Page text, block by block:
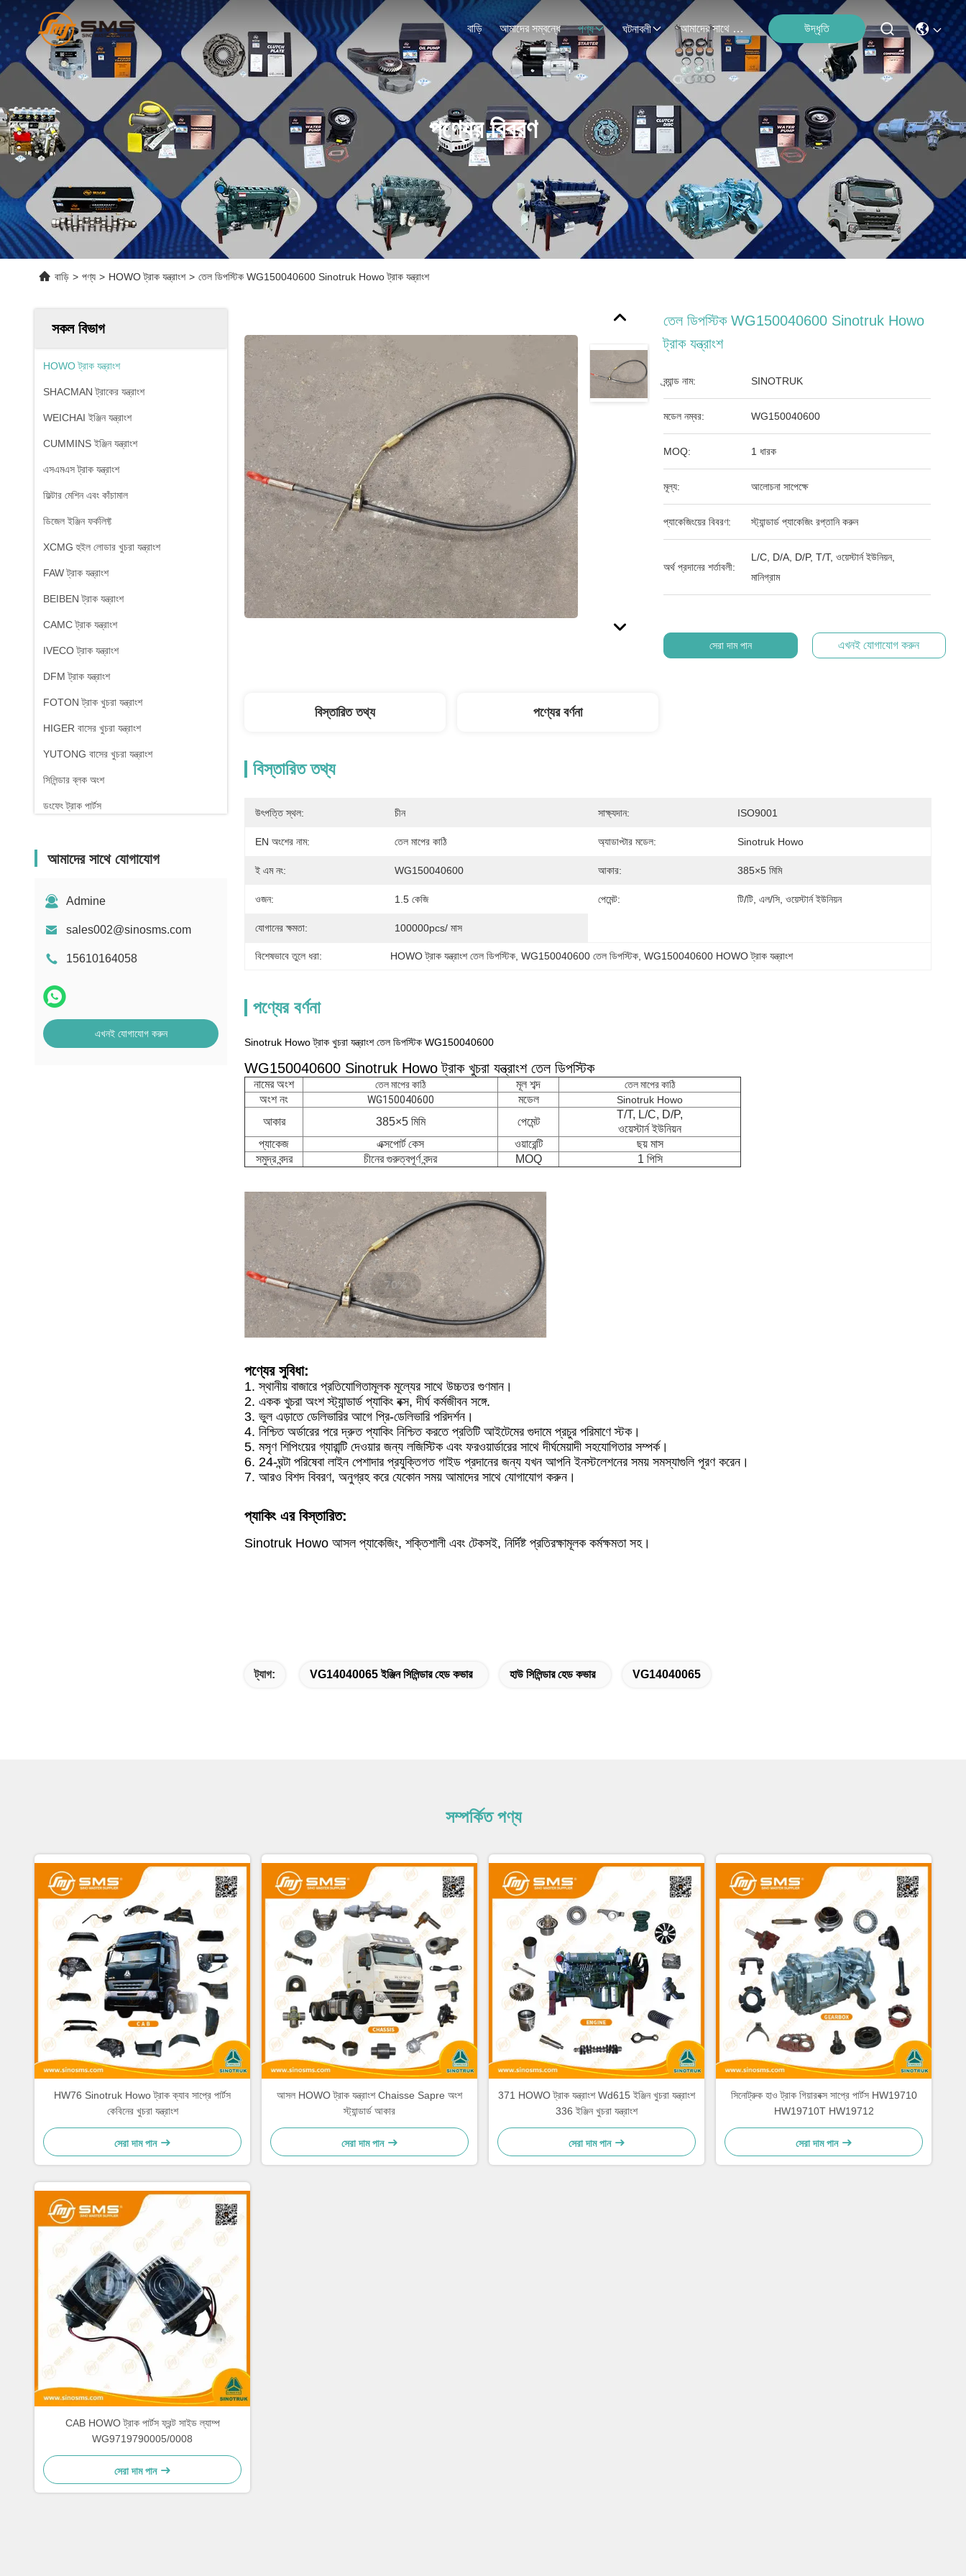
বাড়ি আমাদের সম্বন্ধে পণ্য ঘটনাবলী আমাদের সাথে যোগাযোগ উদ্ধৃতি
পণ্যের বিবরণ
বাড়ি > পণ্য > HOWO ট্রাক যন্ত্রাংশ > তেল ডিপস্টিক WG150040600 Sinotruk Howo ট্রাক যন্ত্রাংশ
সকল বিভাগ
HOWO ট্রাক যন্ত্রাংশ
SHACMAN ট্রাকের যন্ত্রাংশ
WEICHAI ইঞ্জিন যন্ত্রাংশ
CUMMINS ইঞ্জিন যন্ত্রাংশ
এসএমএস ট্রাক যন্ত্রাংশ
ফিল্টার মেশিন এবং কাঁচামাল
ডিজেল ইঞ্জিন ফর্কলিফ্ট
XCMG হুইল লোডার খুচরা যন্ত্রাংশ
FAW ট্রাক যন্ত্রাংশ
BEIBEN ট্রাক যন্ত্রাংশ
CAMC ট্রাক যন্ত্রাংশ
IVECO ট্রাক যন্ত্রাংশ
DFM ট্রাক যন্ত্রাংশ
FOTON ট্রাক খুচরা যন্ত্রাংশ
HIGER বাসের খুচরা যন্ত্রাংশ
YUTONG বাসের খুচরা যন্ত্রাংশ
সিলিন্ডার ব্লক অংশ
ডংফেং ট্রাক পার্টস
আমাদের সাথে যোগাযোগ
Admine
sales002@sinosms.com
15610164058
এখনই যোগাযোগ করুন
তেল ডিপস্টিক WG150040600 Sinotruk Howo
ট্রাক যন্ত্রাংশ
ব্র্যান্ড নাম: SINOTRUK
মডেল নম্বর: WG150040600
MOQ: 1 ধারক
মূল্য: আলোচনা সাপেক্ষে
প্যাকেজিংয়ের বিবরণ: স্ট্যান্ডার্ড প্যাকেজিং রপ্তানি করুন
অর্থ প্রদানের শর্তাবলী:
L/C, D/A, D/P, T/T, ওয়েস্টার্ন ইউনিয়ন,
মানিগ্রাম
সেরা দাম পান এখনই যোগাযোগ করুন
বিস্তারিত তথ্য পণ্যের বর্ণনা
বিস্তারিত তথ্য
উৎপত্তি স্থল: চীন সাক্ষ্যদান: ISO9001
EN অংশের নাম: তেল মাপের কাঠি অ্যাডাপ্টার মডেল: Sinotruk Howo
ই এম নং: WG150040600 আকার: 385×5 মিমি
ওজন: 1.5 কেজি পেমেন্ট: টি/টি, এল/সি, ওয়েস্টার্ন ইউনিয়ন
যোগানের ক্ষমতা: 100000pcs/ মাস
বিশেষভাবে তুলে ধরা: HOWO ট্রাক যন্ত্রাংশ তেল ডিপস্টিক , WG150040600 তেল ডিপস্টিক , WG150040600 HOWO ট্রাক যন্ত্রাংশ
পণ্যের বর্ণনা
Sinotruk Howo ট্রাক খুচরা যন্ত্রাংশ তেল ডিপস্টিক WG150040600
WG150040600 Sinotruk Howo ট্রাক খুচরা যন্ত্রাংশ তেল ডিপস্টিক
নামের অংশ তেল মাপের কাঠি মূল শব্দ তেল মাপের কাঠি
অংশ নং WG150040600 মডেল Sinotruk Howo
আকার 385×5 মিমি পেমেন্ট
T/T, L/C, D/P,
ওয়েস্টার্ন ইউনিয়ন
প্যাকেজ
এক্সপোর্ট কেস ওয়ারেন্টি
ছয় মাস
সমুদ্র বন্দর
চীনের গুরুত্বপূর্ণ বন্দর MOQ 1 পিসি
পণ্যের সুবিধা:
1. স্থানীয় বাজারে প্রতিযোগিতামূলক মূল্যের সাথে উচ্চতর গুণমান।
2. একক খুচরা অংশ স্ট্যান্ডার্ড প্যাকিং বক্স, দীর্ঘ কর্মজীবন সঙ্গে.
3. ভুল এড়াতে ডেলিভারির আগে প্রি-ডেলিভারি পরিদর্শন।
4. নিশ্চিত অর্ডারের পরে দ্রুত প্যাকিং নিশ্চিত করতে প্রতিটি আইটেমের গুদামে প্রচুর পরিমাণে স্টক।
5. মসৃণ শিপিংয়ের গ্যারান্টি দেওয়ার জন্য লজিস্টিক এবং ফরওয়ার্ডারের সাথে দীর্ঘমেয়াদী সহযোগিতার সম্পর্ক।
6. 24-ঘন্টা পরিষেবা লাইন পেশাদার প্রযুক্তিগত গাইড প্রদানের জন্য যখন আপনি ইনস্টলেশনের সময় সমস্যাগুলি পূরণ করেন।
7. আরও বিশদ বিবরণ, অনুগ্রহ করে যেকোন সময় আমাদের সাথে যোগাযোগ করুন।
প্যাকিং এর বিস্তারিত:
Sinotruk Howo আসল প্যাকেজিং, শক্তিশালী এবং টেকসই, নির্দিষ্ট প্রতিরক্ষামূলক কর্মক্ষমতা সহ।
ট্যাগ: VG14040065 ইঞ্জিন সিলিন্ডার হেড কভার হাউ সিলিন্ডার হেড কভার VG14040065
সম্পর্কিত পণ্য
HW76 Sinotruk Howo ট্রাক ক্যাব সাপ্রে পার্টস
কেবিনের খুচরা যন্ত্রাংশ
সেরা দাম পান
আসল HOWO ট্রাক যন্ত্রাংশ Chaisse Sapre অংশ
স্ট্যান্ডার্ড আকার
সেরা দাম পান
371 HOWO ট্রাক যন্ত্রাংশ Wd615 ইঞ্জিন খুচরা যন্ত্রাংশ
336 ইঞ্জিন খুচরা যন্ত্রাংশ
সেরা দাম পান
সিনোট্রুক হাও ট্রাক গিয়ারবক্স সাপ্রে পার্টস HW19710
HW19710T HW19712
সেরা দাম পান
CAB HOWO ট্রাক পার্টস ফ্রন্ট সাইড ল্যাম্প
WG9719790005/0008
সেরা দাম পান